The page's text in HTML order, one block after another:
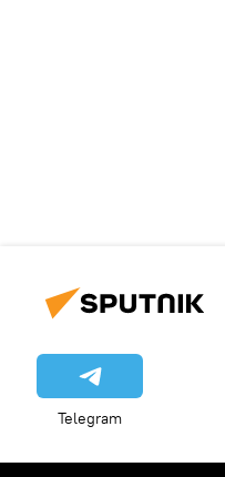
Telegram